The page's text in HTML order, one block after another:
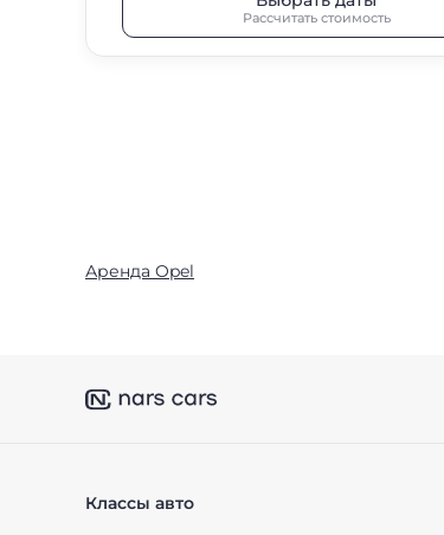
Рассчитать стоимость
Аренда Opel
Классы авто